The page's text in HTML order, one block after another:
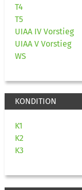
T4
T5
UIAA IV Vorstieg
UIAA V Vorstieg
WS
KONDITION
K1
K2
K3